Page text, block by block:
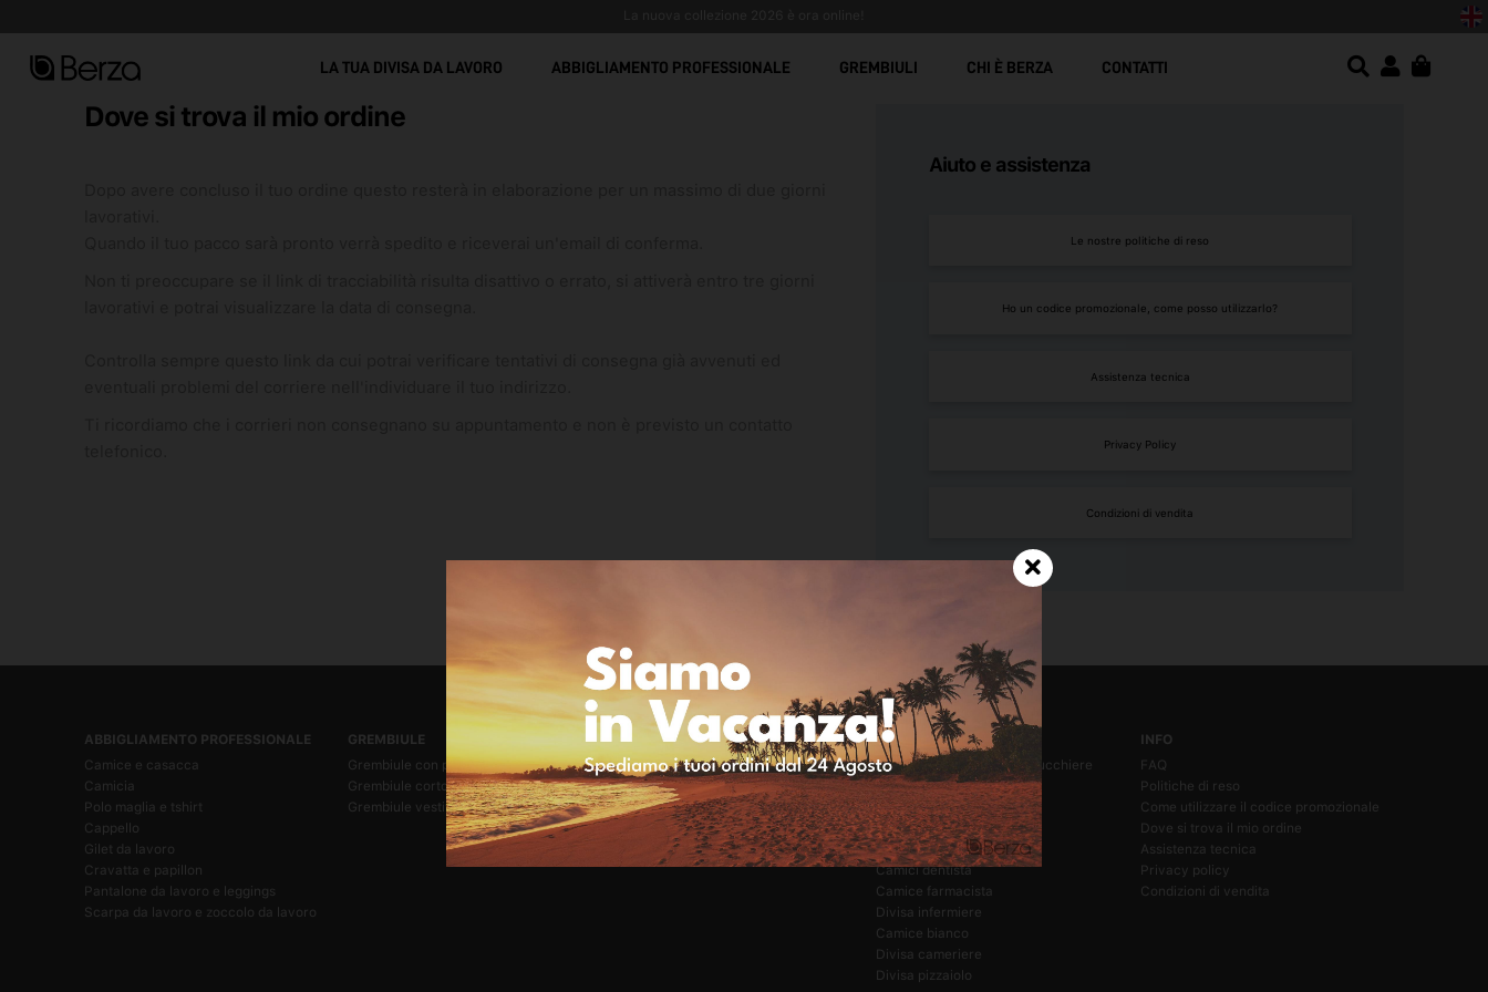
LA TUA DIVISA DA LAVORO ABBIGLIAMENTO PROFESSIONALE GREMBIULI CHI È BERZA CONTATTI
Dove si trova il mio ordine
Aiuto e assistenza
Le nostre politiche di reso
Ho un codice promozionale, come posso utilizzarlo?
Assistenza tecnica
Privacy Policy
Condizioni di vendita
ABBIGLIAMENTO PROFESSIONALE
Camice e casacca
Camicia
Polo maglia e tshirt
Cappello
Gilet da lavoro
Cravatta e papillon
Pantalone da lavoro e leggings
Scarpa da lavoro e zoccolo da lavoro
GREMBIULE
Grembiule con pettorina
Grembiule corto
Grembiule vestitino
DIVISA
Divisa cuoco
Divisa estetista e parrucchiere
Abbigliamento sanitario
ALTRE DIVISE
Grembiule estetista e parrucchiere
Grembiule ristorazione
Grembiule maestra
Divisa cuoco
Divisa pasticcere
Camici dentista
Camice farmacista
Divisa infermiere
Camice bianco
Divisa cameriere
Divisa pizzaiolo
INFO
FAQ
Politiche di reso
Come utilizzare il codice promozionale
Dove si trova il mio ordine
Assistenza tecnica
Privacy policy
Condizioni di vendita